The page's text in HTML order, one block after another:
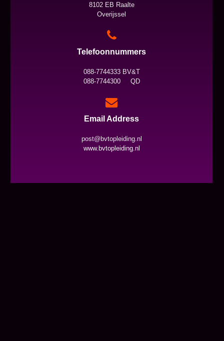
8102 EB Raalte
Overijssel
Telefoonnummers
088-7744333 BV&T
088-7744300 QD
Email Address
post@bvtopleiding.nl
www.bvtopleiding.nl